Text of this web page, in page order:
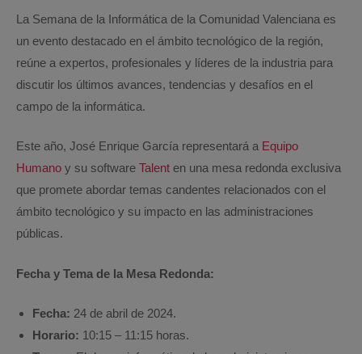
La Semana de la Informática de la Comunidad Valenciana es
un evento destacado en el ámbito tecnológico de la región,
reúne a expertos, profesionales y líderes de la industria para
discutir los últimos avances, tendencias y desafíos en el
campo de la informática.
Este año, José Enrique García representará a Equipo
Humano y su software Talent en una mesa redonda exclusiva
que promete abordar temas candentes relacionados con el
ámbito tecnológico y su impacto en las administraciones
públicas.
Fecha y Tema de la Mesa Redonda:
Fecha: 24 de abril de 2024.
Horario: 10:15 – 11:15 horas.